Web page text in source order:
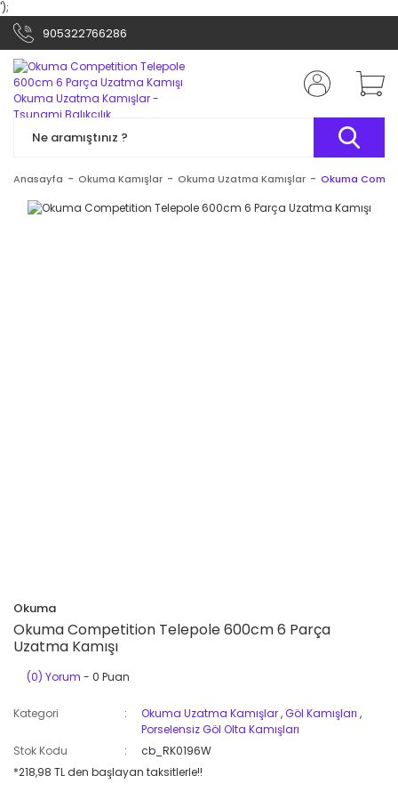
');
905322766286
Anasayfa Okuma Kamışlar Okuma Uzatma Kamışlar Okuma
Okuma
Okuma Competition Telepole 600cm 6 Parça
Uzatma Kamışı
(0) Yorum - 0 Puan
Kategori Okuma Uzatma Kamışlar,Göl Kamışları ,
Porselensiz Göl Olta Kamışları
Stok Kodu
cb_RK0196W
*218,98 TL den başlayan taksitlerle!!